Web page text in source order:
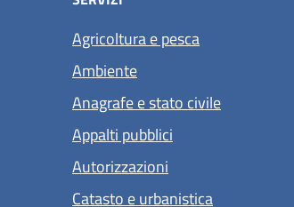
Agricoltura e pesca
Ambiente
Anagrafe e stato civile
Appalti pubblici
Autorizzazioni
Catasto e urbanistica